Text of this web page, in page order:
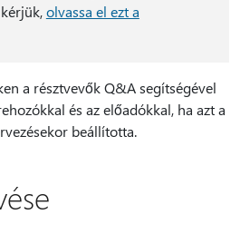
olvassa el ezt a
a résztvevők Q&A segítségével
és az előadókkal, ha azt a
beállította.